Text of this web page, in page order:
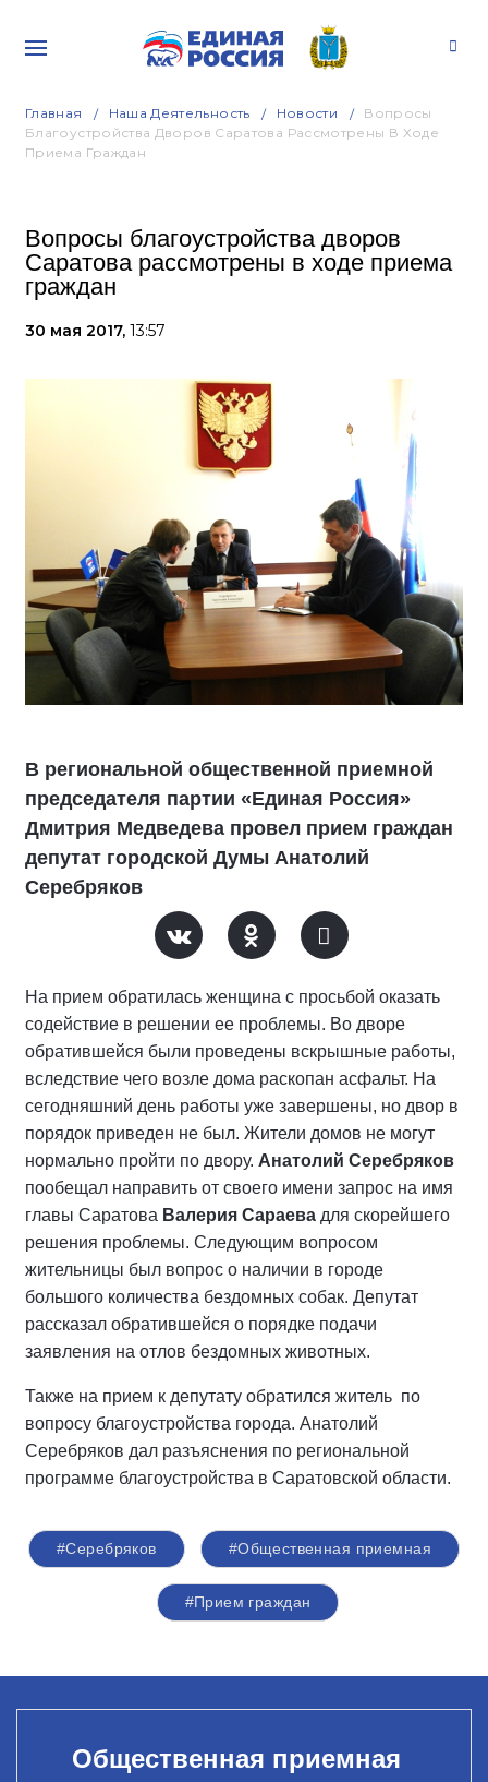
Главная Наша Деятельность Новости
Вопросы
Благоустройства Дворов Саратова Рассмотрены В Ходе
Приема Граждан
Вопросы благоустройства дворов
Саратова рассмотрены в ходе приема
граждан
30 мая 2017, 13:57
В региональной общественной приемной
председателя партии «Единая Россия»
Дмитрия Медведева провел прием граждан
депутат городской Думы Анатолий
Серебряков
На прием обратилась женщина с просьбой оказать
содействие в решении ее проблемы. Во дворе
обратившейся были проведены вскрышные работы,
вследствие чего возле дома раскопан асфальт. На
сегодняшний день работы уже завершены, но двор в
порядок приведен не был. Жители домов не могут
нормально пройти по двору. Анатолий Серебряков
пообещал направить от своего имени запрос на имя
главы Саратова Валерия Сараева для скорейшего
решения проблемы. Следующим вопросом
жительницы был вопрос о наличии в городе
большого количества бездомных собак. Депутат
рассказал обратившейся о порядке подачи
заявления на отлов бездомных животных.
Также на прием к депутату обратился житель по
вопросу благоустройства города. Анатолий
Серебряков дал разъяснения по региональной
программе благоустройства в Саратовской области.
#Серебряков #Общественная приемная
#Прием граждан
Общественная приемная